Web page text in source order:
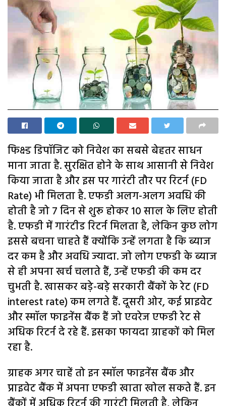
फिक्स्ड डिपॉजिट को निवेश का सबसे बेहतर साधन
माना जाता है. सुरक्षित होने के साथ आसानी से निवेश
किया जाता है और इस पर गारंटी तौर पर रिटर्न (FD
Rate) भी मिलता है. एफडी अलग-अलग अवधि की
होती है जो 7 दिन से शुरू होकर 10 साल के लिए होती
है. एफडी में गारंटीड रिटर्न मिलता है, लेकिन कुछ लोग
इससे बचना चाहते हैं क्योंकि उन्हें लगता है कि ब्याज
दर कम है और अवधि ज्यादा. जो लोग एफडी के ब्याज
से ही अपना खर्च चलाते हैं, उन्हें एफडी की कम दर
चुभती है. खासकर बड़े-बड़े सरकारी बैंकों के रेट (FD
interest rate) कम लगते हैं. दूसरी ओर, कई प्राइवेट
और स्मॉल फाइनेंस बैंक हैं जो एवरेज एफडी रेट से
अधिक रिटर्न दे रहे हैं. इसका फायदा ग्राहकों को मिल
रहा है.
ग्राहक अगर चाहें तो इन स्मॉल फाइनेंस बैंक और
प्राइवेट बैंक में अपना एफडी खाता खोल सकते हैं. इन